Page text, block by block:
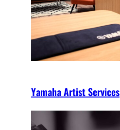
Yamaha Artist Services